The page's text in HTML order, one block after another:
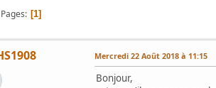
Pages 1
Mercredi 22 Août 2018 à 11:15
Bonjour,